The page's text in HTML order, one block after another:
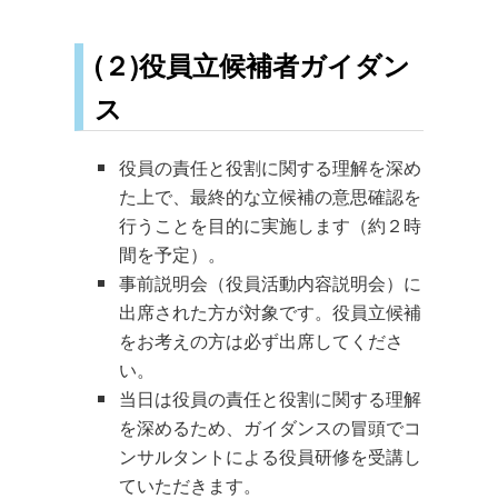
(２)役員立候補者ガイダン
ス
役員の責任と役割に関する理解を深め
た上で、最終的な立候補の意思確認を
行うことを目的に実施します（約２時
間を予定）。
事前説明会（役員活動内容説明会）に
出席された方が対象です。役員立候補
をお考えの方は必ず出席してくださ
い。
当日は役員の責任と役割に関する理解
を深めるため、ガイダンスの冒頭でコ
ンサルタントによる役員研修を受講し
ていただきます。